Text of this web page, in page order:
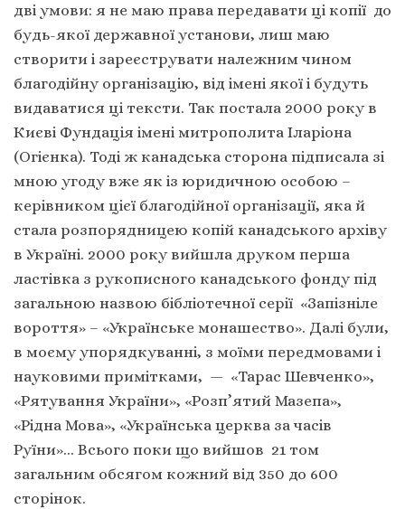
дві умови: я не маю права передавати ці копії до
будь-якої державної установи, лиш маю
створити і зареєструвати належним чином
благодійну організацію, від імені якої і будуть
видаватися ці тексти. Так постала 2000 року в
Києві Фундація імені митрополита Іларіона
(Огієнка). Тоді ж канадська сторона підписала зі
мною угоду вже як із юридичною особою –
керівником цієї благодійної організації, яка й
стала розпорядницею копій канадського архіву
в Україні. 2000 року вийшла друком перша
ластівка з рукописного канадського фонду під
загальною назвою бібліотечної серії «Запізніле
вороття» – «Українське монашество». Далі були,
в моєму упорядкуванні, з моїми передмовами і
науковими примітками, — «Тарас Шевченко»,
«Рятування України», «Розп’ятий Мазепа»,
«Рідна Мова», «Українська церква за часів
Руїни»… Всього поки що вийшов 21 том
загальним обсягом кожний від 350 до 600
сторінок.